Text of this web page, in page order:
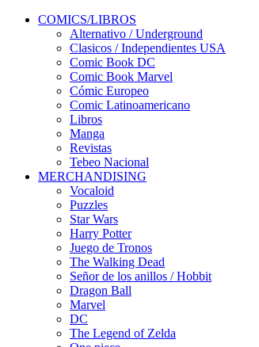
COMICS/LIBROS
Alternativo / Underground
Clasicos / Independientes USA
Comic Book DC
Comic Book Marvel
Cómic Europeo
Comic Latinoamericano
Libros
Manga
Revistas
Tebeo Nacional
MERCHANDISING
Vocaloid
Puzzles
Star Wars
Harry Potter
Juego de Tronos
The Walking Dead
Señor de los anillos / Hobbit
Dragon Ball
Marvel
DC
The Legend of Zelda